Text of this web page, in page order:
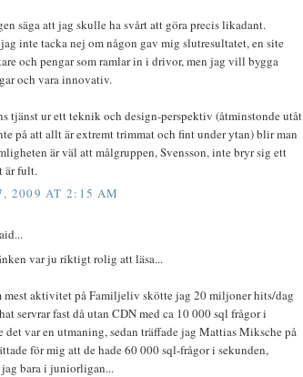
säga att jag skulle ha svårt att göra precis likadant.
inte tacka nej om någon gav mig slutresultatet, en site
och pengar som ramlar in i drivor, men jag vill bygga
och vara innovativ.
tjänst ur ett teknik och design-perspektiv (åtminstonde utåt
på att allt är extremt trimmat och fint under ytan) blir man
är väl att målgruppen, Svensson, inte bryr sig ett
är fult.
2009 AT 2:15 AM
var ju riktigt rolig att läsa...
mest aktivitet på Familjeliv skötte jag 20 miljoner hits/dag
servrar fast då utan CDN med ca 10 000 sql frågor i
det var en utmaning, sedan träffade jag Mattias Miksche på
för mig att de hade 60 000 sql-frågor i sekunden,
bara i juniorligan...